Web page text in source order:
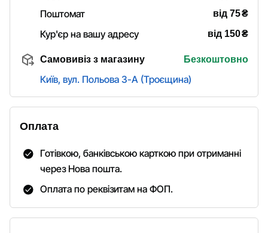
Поштомат
від 75₴
Кур'єр на вашу адресу
від 150₴
Самовивіз з магазину Безкоштовно
Київ, вул. Польова 3-А (Троєщина)
Оплата
Готівкою, банківською карткою при отриманні
через Нова пошта.
Оплата по реквізитам на ФОП.